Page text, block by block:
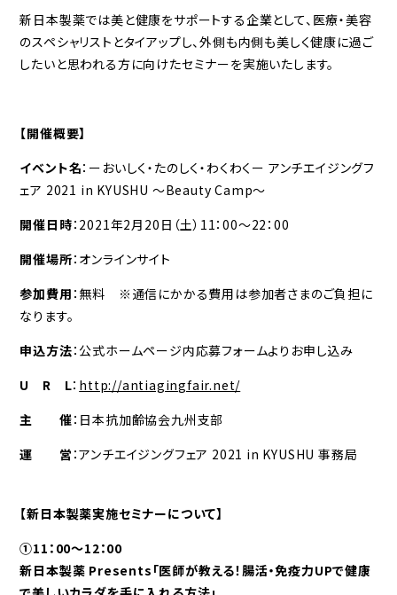
新日本製薬では美と健康をサポートする企業として、医療・美容
のスペシャリストとタイアップし、外側も内側も美しく健康に過ご
したいと思われる方に向けたセミナーを実施いたします。
【開催概要】
イベント名：ーおいしく・たのしく・わくわくー アンチエイジングフ
ェア 2021 in KYUSHU ～Beauty Camp～
開催日時：2021年2月20日（土）11：00～22：00
開催場所：オンラインサイト
参加費用 ：無料 ※通信にかかる費用は参加者さまのご負担に
なります。
申込方法：公式ホームページ内応募フォームよりお申し込み
U R L： http://antiagingfair.net/
主 催：日本抗加齢協会九州支部
運 営 ：アンチエイジングフェア 2021 in KYUSHU 事務局
【新日本製薬実施セミナーについて】
①11：00～12：00
新日本製薬 Presents「医師が教える！腸活・免疫力UPで健康